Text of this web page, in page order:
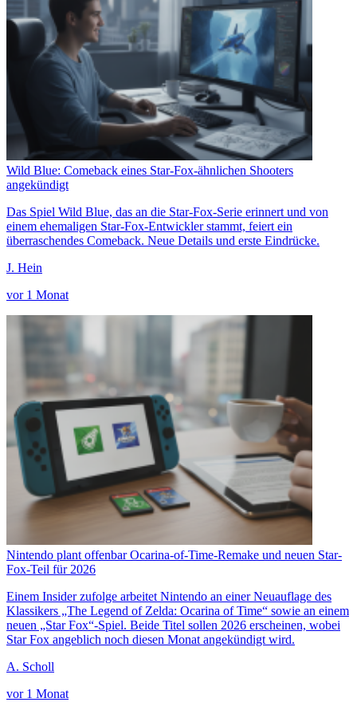
Wild Blue: Comeback eines Star-Fox-ähnlichen Shooters
angekündigt
Das Spiel Wild Blue, das an die Star-Fox-Serie erinnert und von
einem ehemaligen Star-Fox-Entwickler stammt, feiert ein
überraschendes Comeback. Neue Details und erste Eindrücke.
J. Hein
vor 1 Monat
Nintendo plant offenbar Ocarina-of-Time-Remake und neuen Star-
Fox-Teil für 2026
Einem Insider zufolge arbeitet Nintendo an einer Neuauflage des
Klassikers „The Legend of Zelda: Ocarina of Time“ sowie an einem
neuen „Star Fox“-Spiel. Beide Titel sollen 2026 erscheinen, wobei
Star Fox angeblich noch diesen Monat angekündigt wird.
A. Scholl
vor 1 Monat